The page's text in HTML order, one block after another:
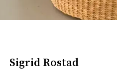
Sigrid Rostad